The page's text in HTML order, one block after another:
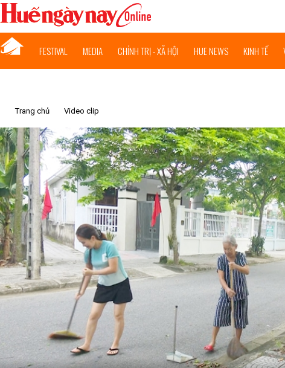
FESTIVAL MEDIA CHÍNH TRỊ - XÃ HỘI HUE NEWS KINH TẾ
Trang chủ Video clip